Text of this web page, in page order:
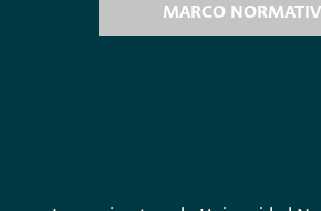
MARCO